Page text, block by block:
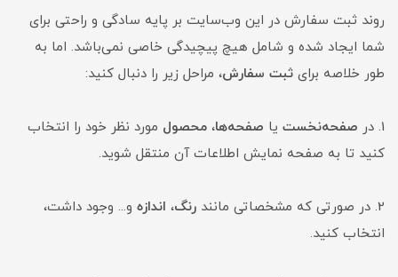
روند ثبت سفارش در این وب‌سایت بر پایه سادگی و راحتی برای
شما ایجاد شده و شامل هیچ پیچیدگی خاصی نمی‌باشد. اما به
طور خلاصه برای ثبت سفارش، مراحل زیر را دنبال کنید:
1. در صفحه‌نخست یا صفحه‌ها، محصول مورد نظر خود را انتخاب
کنید تا به صفحه نمایش اطلاعات آن منتقل شوید.
2. در صورتی که مشخصاتی مانند رنگ، اندازه و... وجود داشت،
انتخاب کنید.